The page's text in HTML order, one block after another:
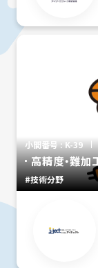
小間番号 : K-39
高精度・難加
#技術分野